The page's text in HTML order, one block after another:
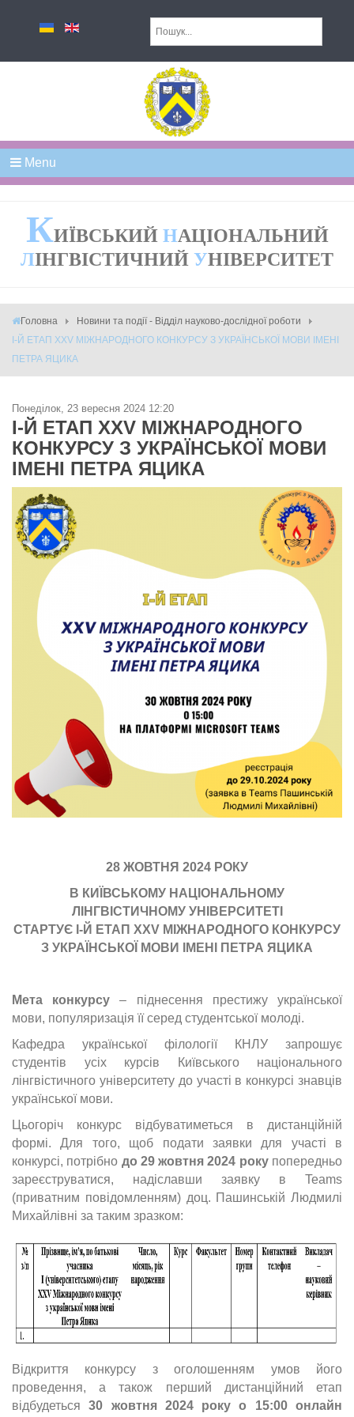
Menu
КИЇВСЬКИЙ НАЦІОНАЛЬНИЙ
ЛІНГВІСТИЧНИЙ УНІВЕРСИТЕТ
Головна
Новини та події - Відділ науково-дослідної роботи
І-Й ЕТАП ХХV МІЖНАРОДНОГО КОНКУРСУ З УКРАЇНСЬКОЇ МОВИ ІМЕНІ
ПЕТРА ЯЦИКА
Понеділок, 23 вересня 2024 12:20
І-Й ЕТАП ХХV МІЖНАРОДНОГО
КОНКУРСУ З УКРАЇНСЬКОЇ МОВИ
ІМЕНІ ПЕТРА ЯЦИКА
28 ЖОВТНЯ 2024 РОКУ
В КИЇВСЬКОМУ НАЦІОНАЛЬНОМУ
ЛІНГВІСТИЧНОМУ УНІВЕРСИТЕТІ
СТАРТУЄ І-Й ЕТАП ХХV МІЖНАРОДНОГО КОНКУРСУ
З УКРАЇНСЬКОЇ МОВИ ІМЕНІ ПЕТРА ЯЦИКА
Мета конкурсу – піднесення престижу української
мови, популяризація її серед студентської молоді.
Кафедра української філології КНЛУ запрошує
студентів усіх курсів Київського національного
лінгвістичного університету до участі в конкурсі знавців
української мови.
Цьогоріч конкурс відбуватиметься в дистанційній
формі. Для того, щоб подати заявки для участі в
конкурсі, потрібно до 29 жовтня 2024 рокупопередньо
зареєструватися, надіславши заявку в Teams
(приватним повідомленням) доц. Пашинській Людмилі
Михайлівні за таким зразком:
Відкриття конкурсу з оголошенням умов його
проведення, а також перший дистанційний етап
відбудеться30 жовтня 2024 року о 15:00 онлайн